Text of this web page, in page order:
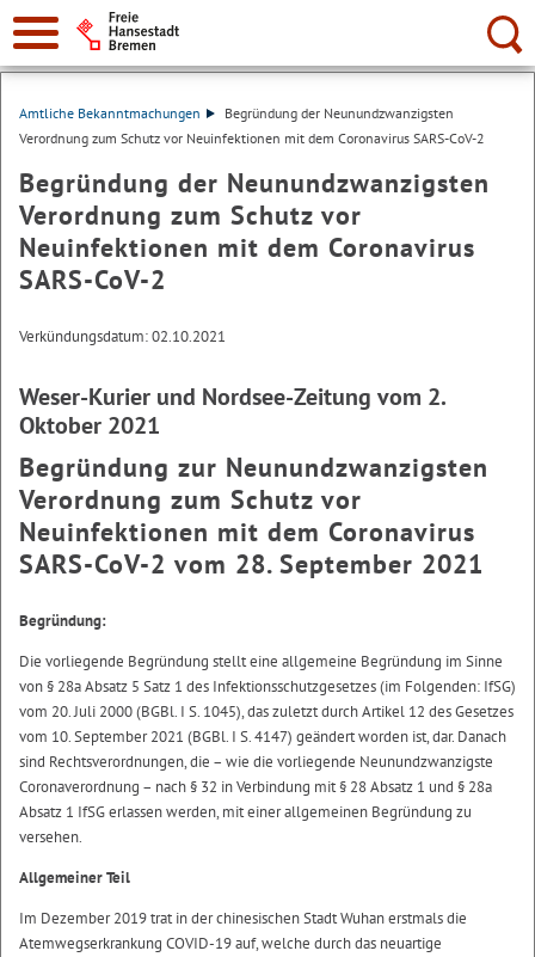
Suche:
Amtliche Bekanntmachungen
Begründung der Neunundzwanzigsten
Verordnung zum Schutz vor Neuinfektionen mit dem Coronavirus SARS-CoV-2
Begründung der Neunundzwanzigsten
Verordnung zum Schutz vor
Neuinfektionen mit dem Coronavirus
SARS-CoV-2
Verkündungsdatum: 02.10.2021
Weser-Kurier und Nordsee-Zeitung vom 2.
Oktober 2021
Begründung zur Neunundzwanzigsten
Verordnung zum Schutz vor
Neuinfektionen mit dem Coronavirus
SARS-CoV-2 vom 28. September 2021
Begründung:
Die vorliegende Begründung stellt eine allgemeine Begründung im Sinne
von § 28a Absatz 5 Satz 1 des Infektionsschutzgesetzes (im Folgenden: IfSG)
vom 20. Juli 2000 (BGBl. I S. 1045), das zuletzt durch Artikel 12 des Gesetzes
vom 10. September 2021 (BGBl. I S. 4147) geändert worden ist, dar. Danach
sind Rechtsverordnungen, die – wie die vorliegende Neunundzwanzigste
Coronaverordnung – nach § 32 in Verbindung mit § 28 Absatz 1 und § 28a
Absatz 1 IfSG erlassen werden, mit einer allgemeinen Begründung zu
versehen.
Allgemeiner Teil
Im Dezember 2019 trat in der chinesischen Stadt Wuhan erstmals die
Atemwegserkrankung COVID-19 auf, welche durch das neuartige